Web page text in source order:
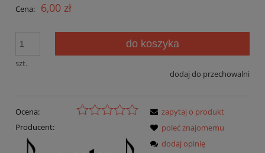
Cena: 6,00 zł
szt.
do koszyka
dodaj do przechowalni
Ocena:
Producent:
zapytaj o produkt
poleć znajomemu
dodaj opinię